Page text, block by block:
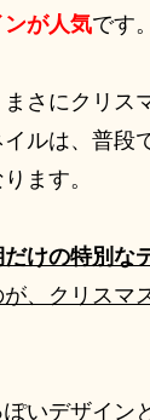
が人気です。
さにクリス
ルは、普段
ます。
だけの特別な
が、クリスマ
いデザイン